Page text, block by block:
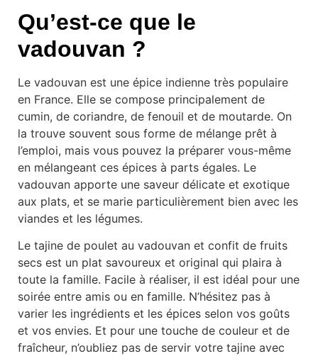
Qu’est-ce que le
vadouvan ?
Le vadouvan est une épice indienne très populaire
en France. Elle se compose principalement de
cumin, de coriandre, de fenouil et de moutarde. On
la trouve souvent sous forme de mélange prêt à
l’emploi, mais vous pouvez la préparer vous-même
en mélangeant ces épices à parts égales. Le
vadouvan apporte une saveur délicate et exotique
aux plats, et se marie particulièrement bien avec les
viandes et les légumes.
Le tajine de poulet au vadouvan et confit de fruits
secs est un plat savoureux et original qui plaira à
toute la famille. Facile à réaliser, il est idéal pour une
soirée entre amis ou en famille. N’hésitez pas à
varier les ingrédients et les épices selon vos goûts
et vos envies. Et pour une touche de couleur et de
fraîcheur, n’oubliez pas de servir votre tajine avec